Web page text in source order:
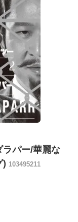
ラパー/華麗な
) 103495211